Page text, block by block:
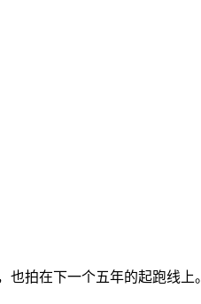
拍在下一个五年的起跑线上。